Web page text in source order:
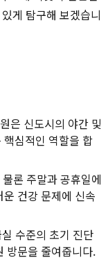
게 탐구해 보겠습니
은 신도시의 야간 및
심적인 역할을 합
론 주말과 공휴일에
건강 문제에 신속
수준의 초기 진단
방문을 줄여줍니다.